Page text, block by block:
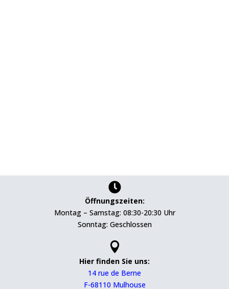

Öffnungszeiten:
Montag – Samstag: 08:30-20:30 Uhr
Sonntag: Geschlossen

Hier finden Sie uns:
14 rue de Berne
F-68110 Mulhouse